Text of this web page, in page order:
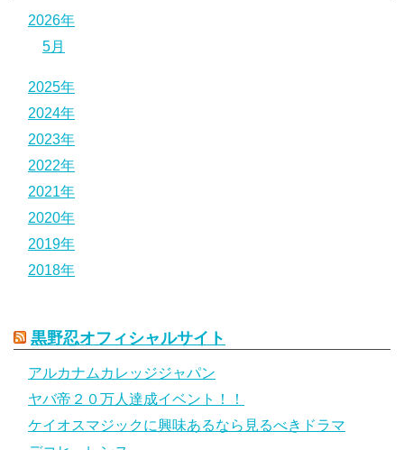
2026年
5月
2025年
2024年
2023年
2022年
2021年
2020年
2019年
2018年
黒野忍オフィシャルサイト
アルカナムカレッジジャパン
ヤバ帝２０万人達成イベント！！
ケイオスマジックに興味あるなら見るべきドラマ